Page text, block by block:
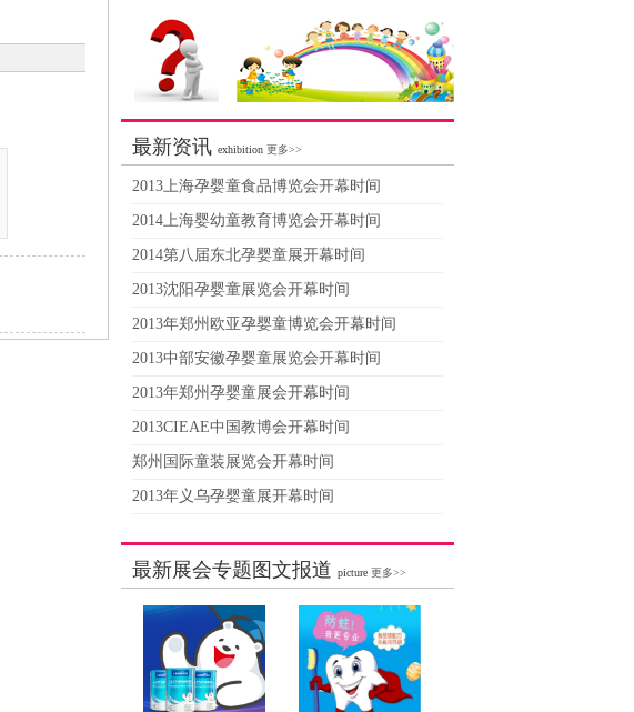
最新资讯 exhibition 更多>>
2013上海孕婴童食品博览会开幕时间
2014上海婴幼童教育博览会开幕时间
2014第八届东北孕婴童展开幕时间
2013沈阳孕婴童展览会开幕时间
2013年郑州欧亚孕婴童博览会开幕时间
2013中部安徽孕婴童展览会开幕时间
2013年郑州孕婴童展会开幕时间
2013CIEAE中国教博会开幕时间
郑州国际童装展览会开幕时间
2013年义乌孕婴童展开幕时间
最新展会专题图文报道 picture 更多>>